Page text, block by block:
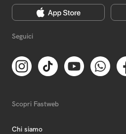
Seguici
Scopri Fastweb
Chi siamo